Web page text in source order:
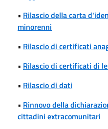
• Rilascio della carta
minorenni
• Rilascio di certificati
• Rilascio di certificati di
• Rilascio di dati
• Rinnovo della
cittadini extracomunitari